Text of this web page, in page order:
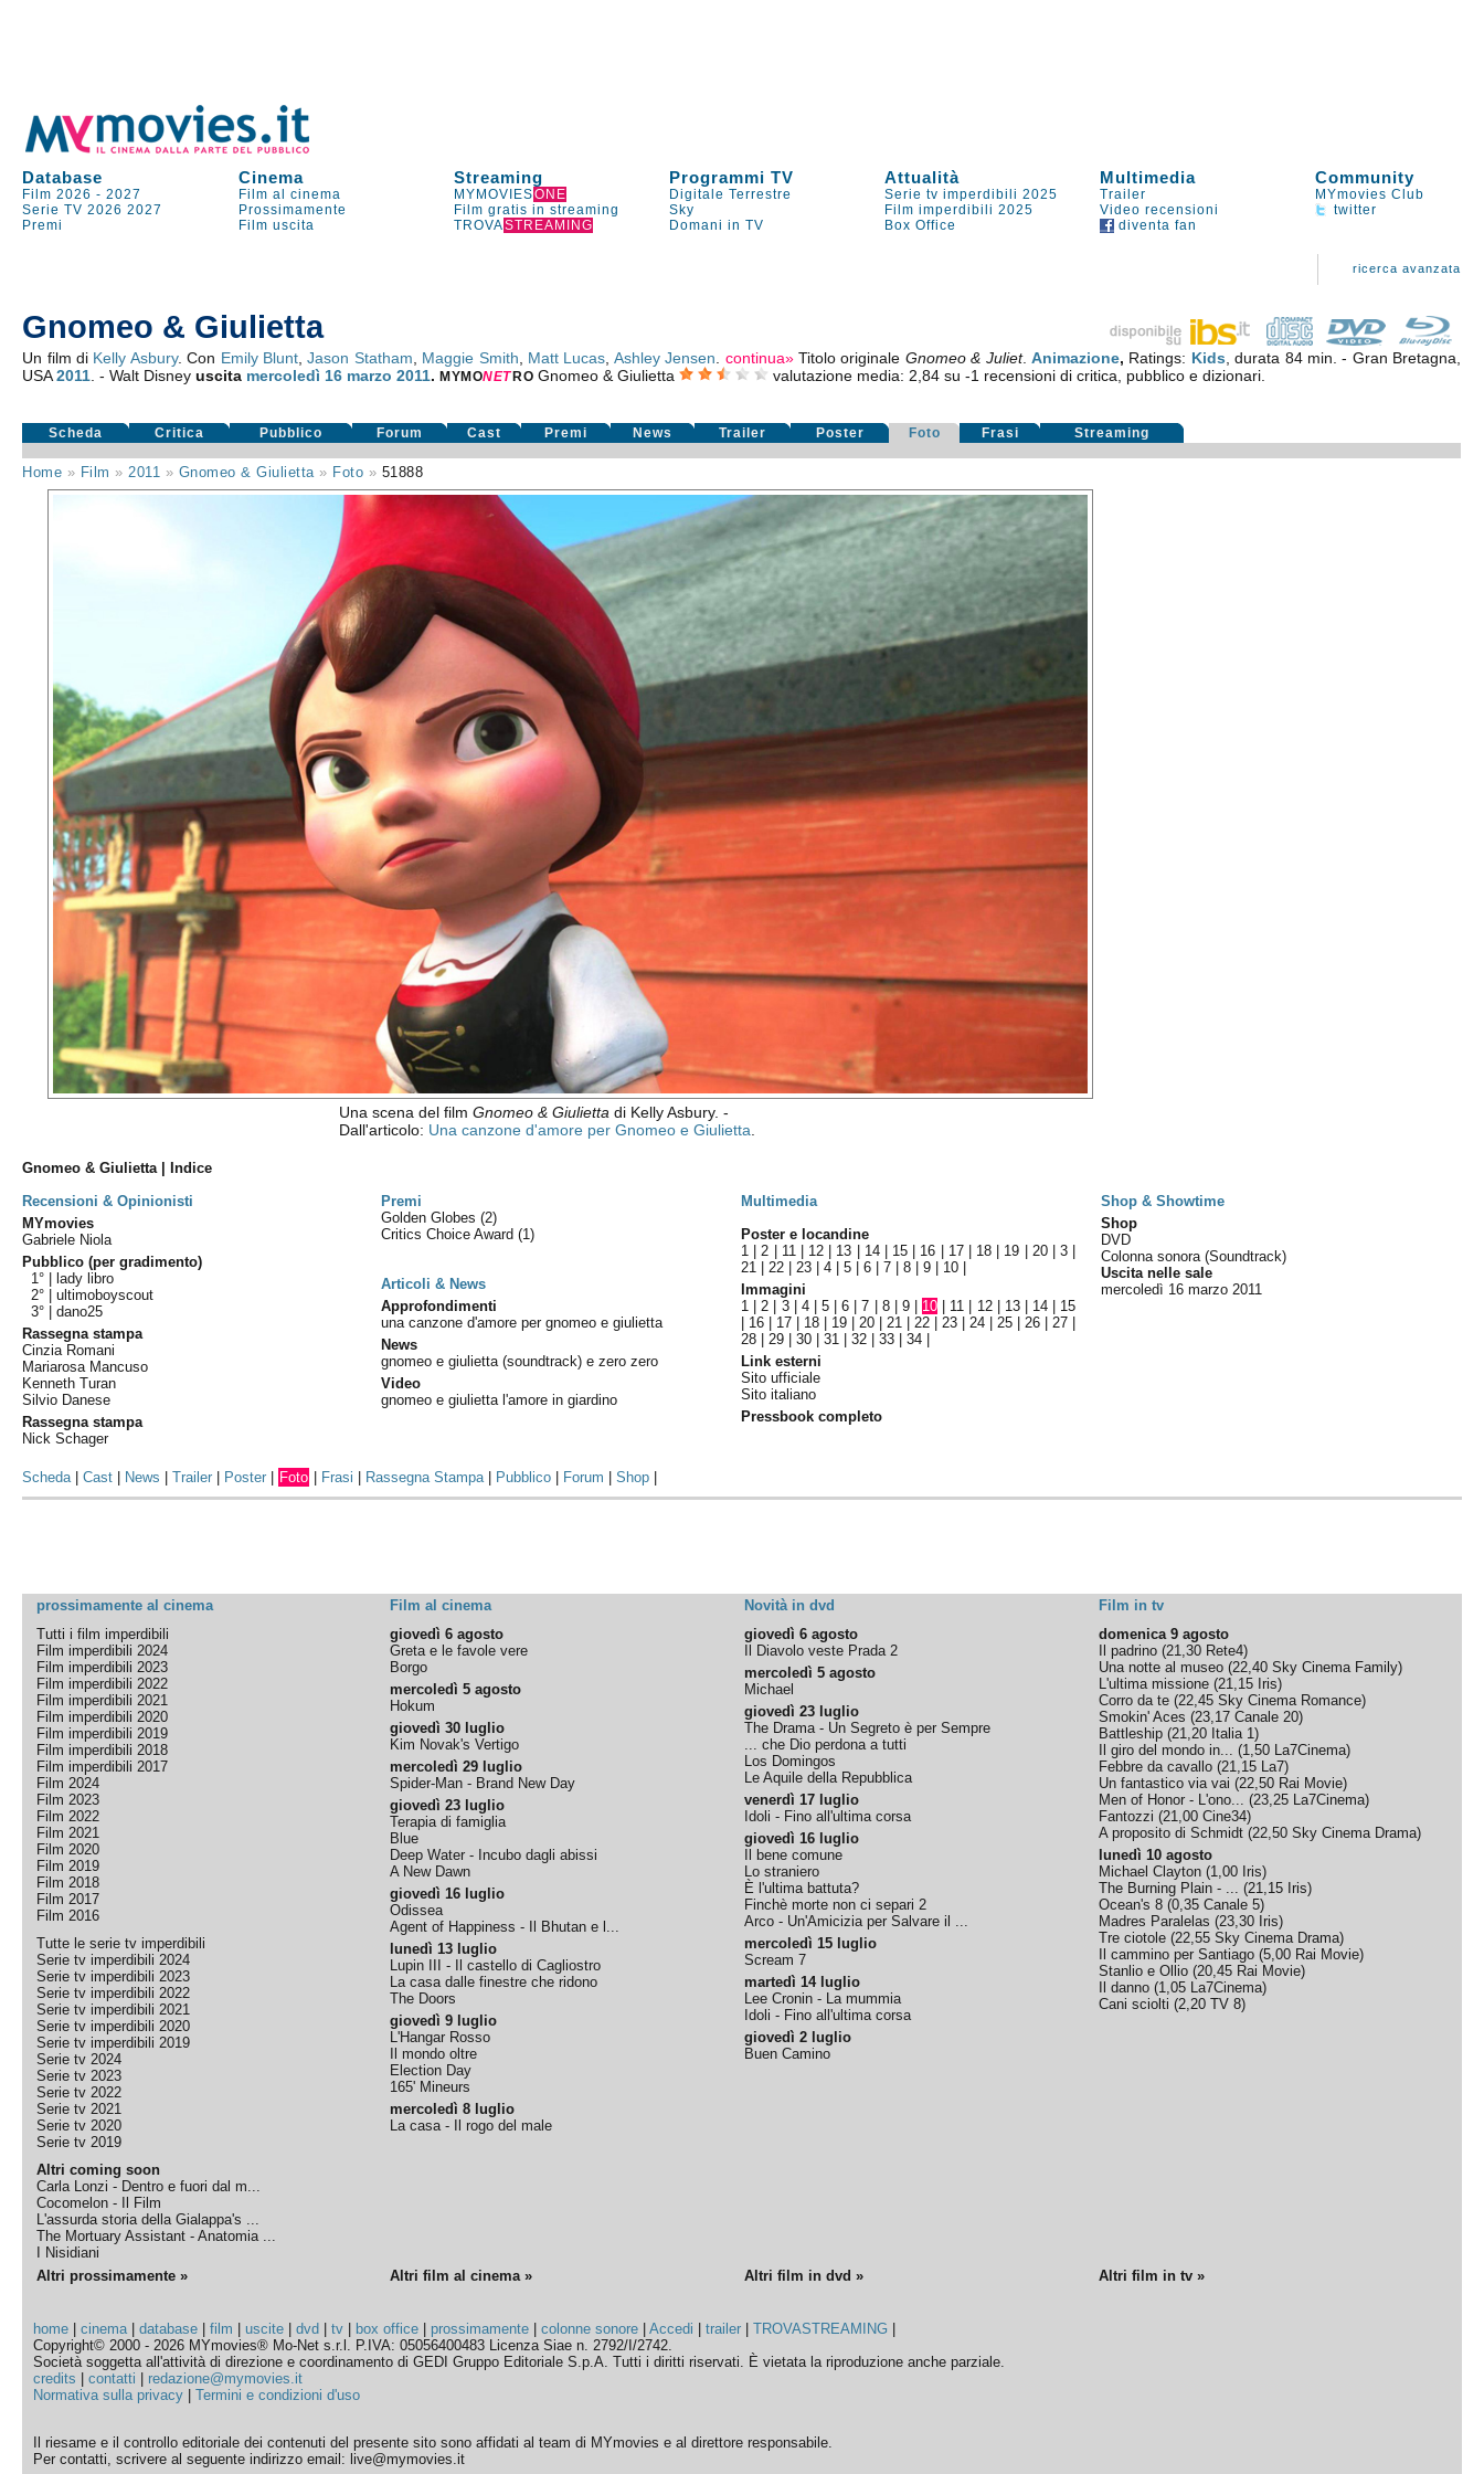
Database Cinema Streaming Programmi TV Attualità Multimedia Community
Film 2026 -2027 Film al cinema MYMOVIESONE Digitale Terrestre Serie tv imperdibili 2025 Trailer
MYmovies Club
Serie TV 2026 2027 Prossimamente Film gratis in streaming Sky Film imperdibili 2025 Video recensioni
twitter
Premi
Film uscita TROVASTREAMING Domani in TV Box Office diventa fan
ricerca avanzata
Gnomeo & Giulietta
Un film di Kelly Asbury. Con Emily Blunt,Jason Statham Maggie Smith Matt Lucas Ashley Jensen continua» Titolo originale Gnomeo & Juliet.Animazione, Ratings: Kids , durata 84 min. - Gran Bretagna,
USA2011 . - Walt Disneyuscita mercoledì 16 marzo 2011.MYMONET RO Gnomeo & Giulietta valutazione media: 2,84 su -1 recensioni di critica, pubblico e dizionari.
Scheda Critica Pubblico Forum Cast Premi News Trailer Poster Foto Frasi Streaming
Home » Film » 2011 » Gnomeo & Giulietta» Foto » 51888
Una scena del film Gnomeo & Giulietta di Kelly Asbury. -
Dall'articolo: Una canzone d'amore per Gnomeo e Giulietta
Gnomeo & Giulietta | Indice
Recensioni & Opinionisti
Premi Multimedia
Shop & Showtime
MYmovies
Gabriele Niola
Pubblico (per gradimento)
1° |
lady libro
2° |ultimoboyscout
3° |dano25
Rassegna stampa
Cinzia Romani
Mariarosa Mancuso
Kenneth Turan
Silvio Danese
Rassegna stampa
Nick Schager
Golden Globes(2)
Critics Choice Award(1)
Articoli & News
Approfondimenti
una canzone d'amore per gnomeo e giulietta
News
gnomeo e giulietta (soundtrack) e zero zero
Video
gnomeo e giulietta l'amore in giardino
Poster e locandine
1 |2 11| 12 13 14| 15 16 17| 18 19 20|3
21 |22 |23 |4 |5 |6 |7 |8 |9 10
Immagini
1 |2 3| 4|5 |6 |7 8| 9| 10 11 12| 13| 14
15
16 17 18 19 |20 |21 |22 |23 |24 |25 |26 |27
28 |29 |30 |31 |32 |33 |34
Link esterni
Sito ufficiale
Sito italiano
Pressbook completo
Shop
DVD
Colonna sonora (Soundtrack)
Uscita nelle sale
mercoledì 16 marzo 2011
Scheda|Cast News |Trailer Poster Foto Frasi Rassegna Stampa| Pubblico Forum |Shop
prossimamente al cinema Film al cinema Novità in dvd
Film in tv
Tutti i film imperdibili
Film imperdibili 2024
Film imperdibili 2023
Film imperdibili 2022
Film imperdibili 2021
Film imperdibili 2020
Film imperdibili 2019
Film imperdibili 2018
Film imperdibili 2017
Film 2024
Film 2023
Film 2022
Film 2021
Film 2020
Film 2019
Film 2018
Film 2017
Film 2016
Tutte le serie tv imperdibili
Serie tv imperdibili 2024
Serie tv imperdibili 2023
Serie tv imperdibili 2022
Serie tv imperdibili 2021
Serie tv imperdibili 2020
Serie tv imperdibili 2019
Serie tv 2024
Serie tv 2023
Serie tv 2022
Serie tv 2021
Serie tv 2020
Serie tv 2019
Altri coming soon
Carla Lonzi - Dentro e fuori dal m...
Cocomelon - Il Film
L'assurda storia della Gialappa's ...
The Mortuary Assistant - Anatomia ...
I Nisidiani
giovedì 6 agosto
Greta e le favole vere
Borgo
mercoledì 5 agosto
Hokum
giovedì 30 luglio
Kim Novak's Vertigo
mercoledì 29 luglio
Spider-Man - Brand New Day
giovedì 23 luglio
Terapia di famiglia
Blue
Deep Water - Incubo dagli abissi
A New Dawn
giovedì 16 luglio
Odissea
Agent of Happiness - Il Bhutan e l...
lunedì 13 luglio
Lupin III - Il castello di Cagliostro
La casa dalle finestre che ridono
The Doors
giovedì 9 luglio
L'Hangar Rosso
Il mondo oltre
Election Day
165' Mineurs
mercoledì 8 luglio
La casa - Il rogo del male
giovedì 6 agosto
Il Diavolo veste Prada 2
mercoledì 5 agosto
Michael
giovedì 23 luglio
The Drama - Un Segreto è per Sempre
... che Dio perdona a tutti
Los Domingos
Le Aquile della Repubblica
venerdì 17 luglio
Idoli - Fino all'ultima corsa
giovedì 16 luglio
Il bene comune
Lo straniero
È l'ultima battuta?
Finchè morte non ci separi 2
Arco - Un'Amicizia per Salvare il ...
mercoledì 15 luglio
Scream 7
martedì 14 luglio
Lee Cronin - La mummia
Idoli - Fino all'ultima corsa
giovedì 2 luglio
Buen Camino
domenica 9 agosto
Il padrino (21,30 Rete4)
Una notte al museo (22,40 Sky Cinema Family)
L'ultima missione (21,15 Iris)
Corro da te (22,45 Sky Cinema Romance)
Smokin' Aces (23,17 Canale 20)
Battleship (21,20 Italia 1)
Il giro del mondo in... (1,50 La7Cinema)
Febbre da cavallo (21,15 La7)
Un fantastico via vai (22,50 Rai Movie)
Men of Honor - L'ono... (23,25 La7Cinema)
Fantozzi (21,00 Cine34)
A proposito di Schmidt (22,50 Sky Cinema Drama)
lunedì 10 agosto
Michael Clayton (1,00 Iris)
The Burning Plain - ... (21,15 Iris)
Ocean's 8 (0,35 Canale 5)
Madres Paralelas (23,30 Iris)
Tre ciotole (22,55 Sky Cinema Drama)
Il cammino per Santiago (5,00 Rai Movie)
Stanlio e Ollio (20,45 Rai Movie)
Il danno (1,05 La7Cinema)
Cani sciolti (2,20 TV 8)
Altri prossimamente » Altri film al cinema » Altri film in dvd » Altri film in tv »
home |cinema|database |film |uscite |dvd |tv box office prossimamente |colonne sonore |Accedi |trailer |TROVASTREAMING
Copyright© 2000 - 2026 MYmovies® Mo-Net s.r.l. P.IVA: 05056400483 Licenza Siae n. 2792/I/2742.
Società soggetta all'attività di direzione e coordinamento di GEDI Gruppo Editoriale S.p.A. Tutti i diritti riservati. È vietata la riproduzione anche parziale.
credits |contatti
redazione@mymovies.it
Normativa sulla privacy |Termini e condizioni d'uso
Il riesame e il controllo editoriale dei contenuti del presente sito sono affidati al team di MYmovies e al direttore responsabile.
Per contatti, scrivere al seguente indirizzo email: live@mymovies.it